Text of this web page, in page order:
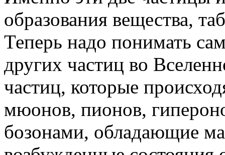
образования вещества,
Теперь надо понимать
других частиц во
частиц, которые
мюонов, пионов,
бозонами, обладающие